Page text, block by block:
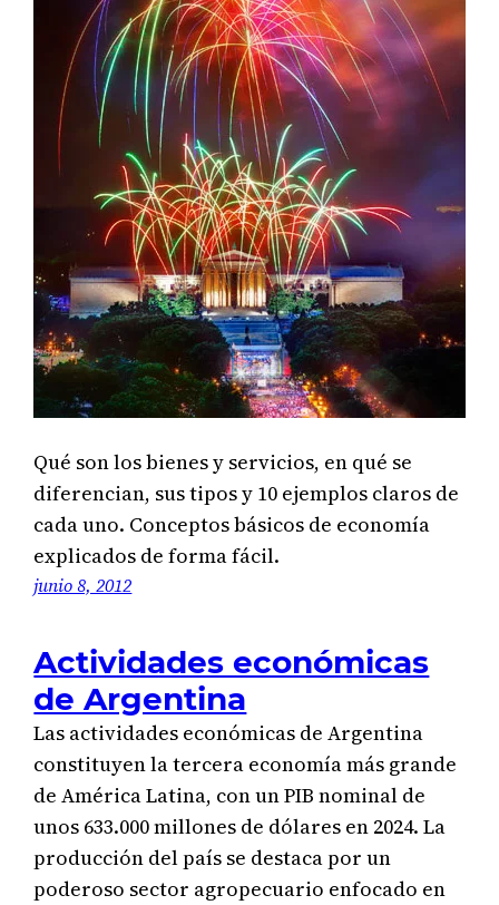
Qué son los bienes y servicios, en qué se
diferencian, sus tipos y 10 ejemplos claros de
cada uno. Conceptos básicos de economía
explicados de forma fácil.
junio 8, 2012
Actividades económicas
de Argentina
Las actividades económicas de Argentina
constituyen la tercera economía más grande
de América Latina, con un PIB nominal de
unos 633.000 millones de dólares en 2024. La
producción del país se destaca por un
poderoso sector agropecuario enfocado en